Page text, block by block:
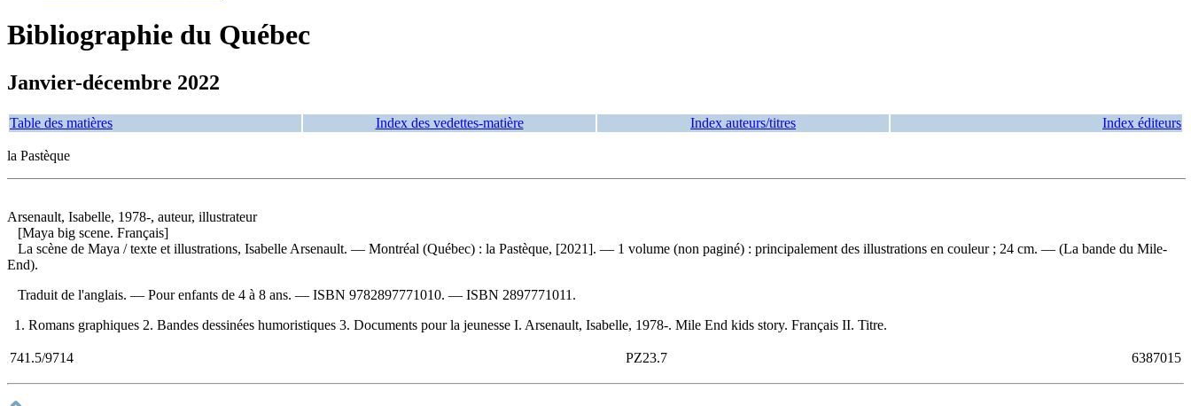
Bibliographie du Québec
Janvier-décembre 2022
Table des matières Index des vedettes-matière Index auteurs/titres Index éditeurs
la Pastèque
Arsenault, Isabelle, 1978-, auteur, illustrateur
[Maya big scene. Français]
La scène de Maya / texte et illustrations, Isabelle Arsenault. — Montréal (Québec) : la Pastèque, [2021]. — 1 volume (non paginé) : principalement des illustrations en couleur ; 24 cm. — (La bande du Mile-
End).
Traduit de l'anglais. — Pour enfants de 4 à 8 ans. — ISBN 9782897771010. — ISBN 2897771011 .
1. Romans graphiques 2. Bandes dessinées humoristiques 3. Documents pour la jeunesse I. Arsenault, Isabelle, 1978-. Mile End kids story. Français II. Titre.
741.5/9714 PZ23.7 6387015